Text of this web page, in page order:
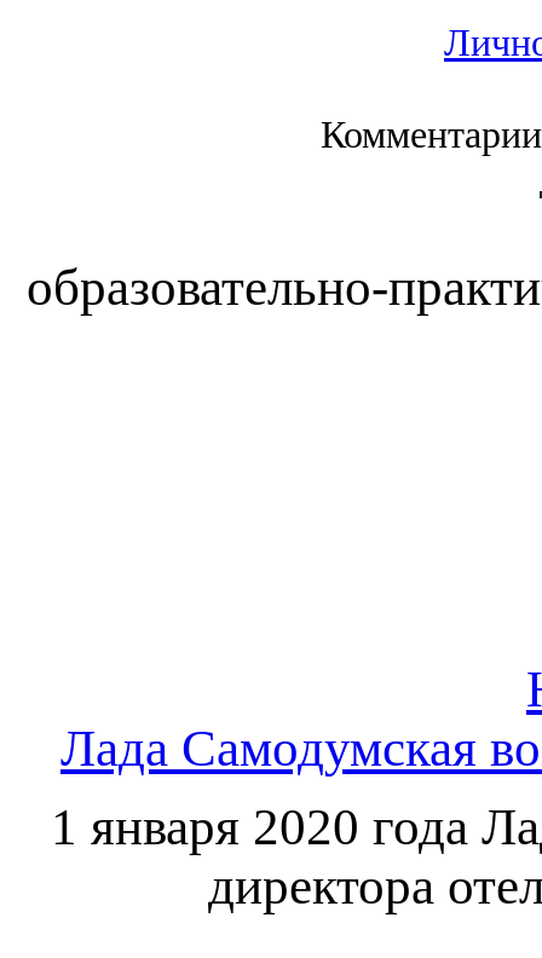
образовательно-
Лада Самодумская
1 января 2020 года
директора